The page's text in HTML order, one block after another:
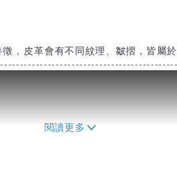
, 皮革會有不同紋理、皺摺，皆屬